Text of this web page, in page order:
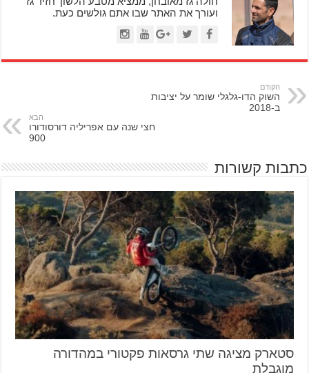
ועורך את האתר שבו אתם גולשים כעת.
הקודם
השוק הדו-גלגלי שומר על יציבות
ב-2018
הבא
חצי שנה עם אפריליה דורסודורו
900
כתבות קשורות
סטארק מציגה שתי גרסאות פקטורי במהדורה
מוגבלת